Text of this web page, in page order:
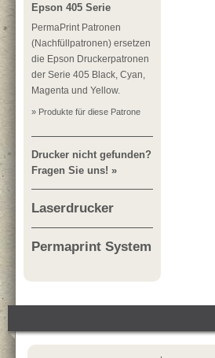
Epson 405 Serie
PermaPrint Patronen
(Nachfüllpatronen) ersetzen
die Epson Druckerpatronen
der Serie 405 Black, Cyan,
Magenta und Yellow.
» Produkte für diese Patrone
Drucker nicht gefunden?
Fragen Sie uns! »
Laserdrucker
Permaprint System